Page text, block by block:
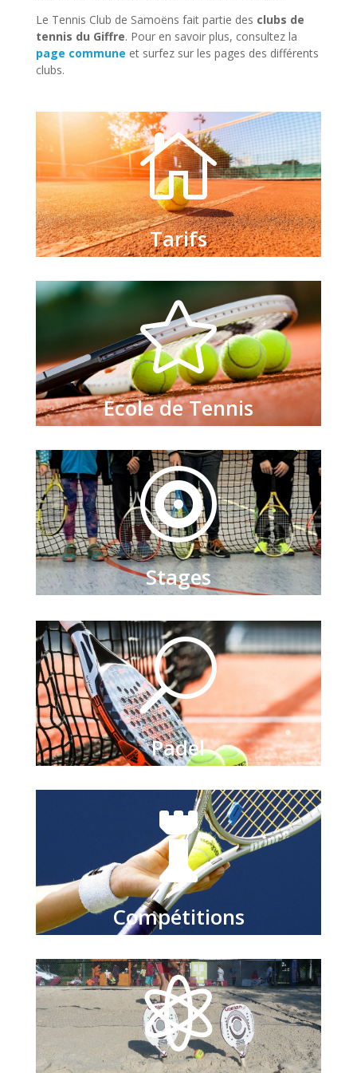
Le Tennis Club de Samoëns fait partie des clubs de
tennis du Giffre. Pour en savoir plus, consultez la
page commune et surfez sur les pages des différents
clubs.

Tarifs

Ecole de Tennis

Stages
U
Padel

Compétitions
